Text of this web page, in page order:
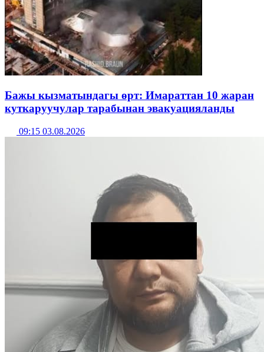
Бажы кызматындагы өрт: Имараттан 10 жаран
куткаруучулар тарабынан эвакуацияланды
09:15 03.08.2026